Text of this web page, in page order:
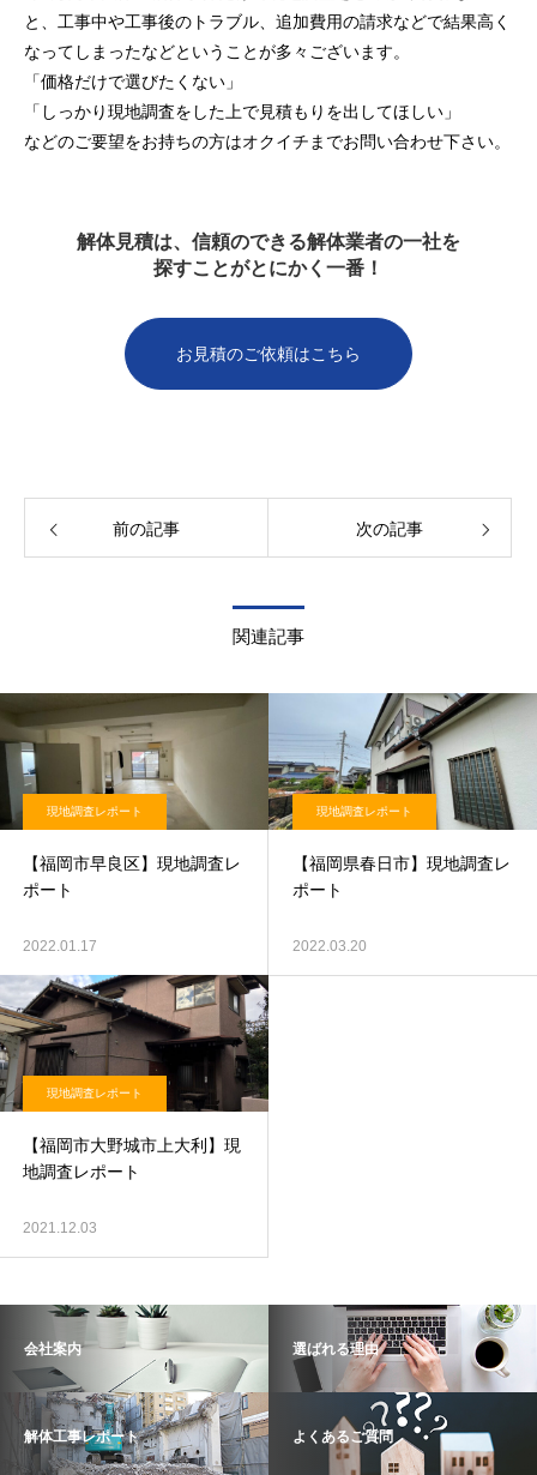
と、工事中や工事後のトラブル、追加費用の請求などで結果高く
なってしまったなどということが多々ございます。
「価格だけで選びたくない」
「しっかり現地調査をした上で見積もりを出してほしい」
などのご要望をお持ちの方はオクイチまでお問い合わせ下さい。
解体見積は、信頼のできる解体業者の一社を
探すことがとにかく一番！
お見積のご依頼はこちら
前の記事 次の記事
関連記事
現地調査レポート
【福岡市早良区】現地調査レ
ポート
2022.01.17
現地調査レポート
【福岡県春日市】現地調査レ
ポート
2022.03.20
現地調査レポート
【福岡市大野城市上大利】現
地調査レポート
2021.12.03
会社案内 選ばれる理由
解体工事レポート よくあるご質問